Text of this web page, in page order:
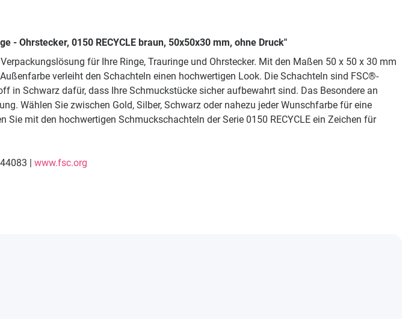
Ohrstecker, 0150 RECYCLE braun, 50x50x30 mm, ohne Druck"
für Ihre Ringe, Trauringe und Ohrstecker. Mit den Maßen 50 x 50 x 30 mm
verleiht den Schachteln einen hochwertigen Look. Die Schachteln sind FSC®-
in Schwarz dafür, dass Ihre Schmuckstücke sicher aufbewahrt sind. Das Besondere an
Wählen Sie zwischen Gold, Silber, Schwarz oder nahezu jeder Wunschfarbe für eine
mit den hochwertigen Schmuckschachteln der Serie 0150 RECYCLE ein Zeichen für
| www.fsc.org